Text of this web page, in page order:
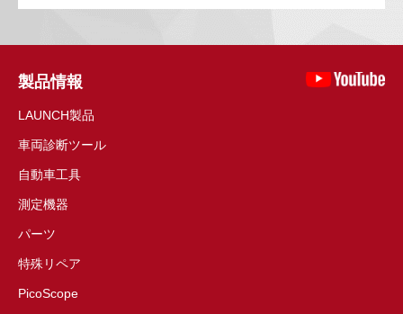
製品情報
LAUNCH製品
車両診断ツール
自動車工具
測定機器
パーツ
特殊リペア
PicoScope